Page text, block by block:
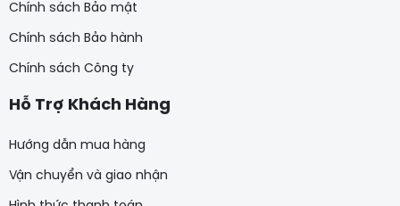
Chính sách Bảo mật
Chính sách Bảo hành
Chính sách Công ty
Hỗ Trợ Khách Hàng
Hướng dẫn mua hàng
Vận chuyển và giao nhận